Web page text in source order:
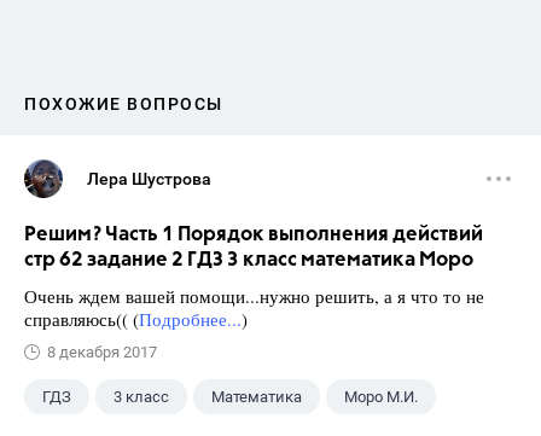
ПОХОЖИЕ ВОПРОСЫ
Лера Шустрова
Решим? Часть 1 Порядок выполнения действий
стр 62 задание 2 ГДЗ 3 класс математика Моро
Очень ждем вашей помощи...нужно решить, а я что то не
справляюсь(( (Подробнее...)
8 декабря 2017
ГДЗ 3 класс Математика Моро М.И.